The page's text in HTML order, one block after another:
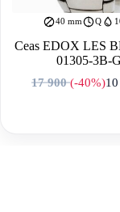
40 mm Q
Ceas EDOX LES
01305-3B-
17 900(-40%)